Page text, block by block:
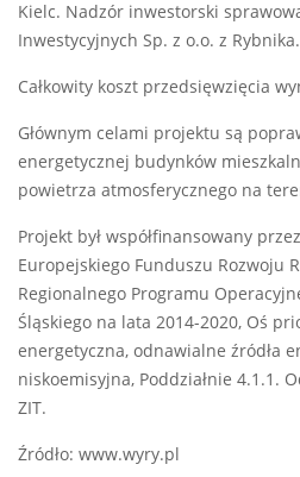
Kielc. Nadzór inwestorski
Inwestycyjnych Sp. z o.o. z Rybnika.
Całkowity koszt przedsięwzięcia
Głównym celami projektu są
energetycznej budynków
powietrza atmosferycznego na
Projekt był współfinansowany
Europejskiego Funduszu Rozwoju
Regionalnego Programu
Śląskiego na lata 2014-2020, Oś
energetyczna, odnawialne źródła
niskoemisyjna, Poddziałnie 4.1.1.
ZIT.
Źródło: www.wyry.pl